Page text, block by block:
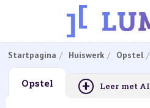
Startpagina Huiswerk Opstel
Opstel + Leer met AI